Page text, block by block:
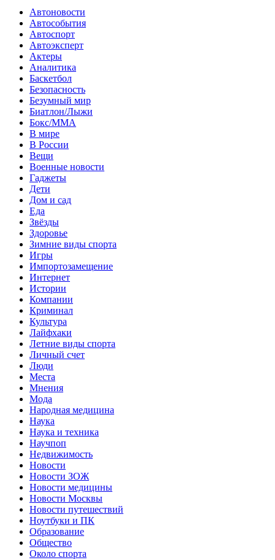
Автоновости
Автособытия
Автоспорт
Автоэксперт
Актеры
Аналитика
Баскетбол
Безопасность
Безумный мир
Биатлон/Лыжи
Бокс/MMA
В мире
В России
Вещи
Военные новости
Гаджеты
Дети
Дом и сад
Еда
Звёзды
Здоровье
Зимние виды спорта
Игры
Импортозамещение
Интернет
Истории
Компании
Криминал
Культура
Лайфхаки
Летние виды спорта
Личный счет
Люди
Места
Мнения
Мода
Народная медицина
Наука
Наука и техника
Научпоп
Недвижимость
Новости
Новости ЗОЖ
Новости медицины
Новости Москвы
Новости путешествий
Ноутбуки и ПК
Образование
Общество
Около спорта